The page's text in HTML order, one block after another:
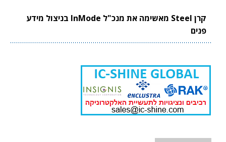
קרן Steel מאשימה את מנכ"ל InMode בניצול מידע
פנים